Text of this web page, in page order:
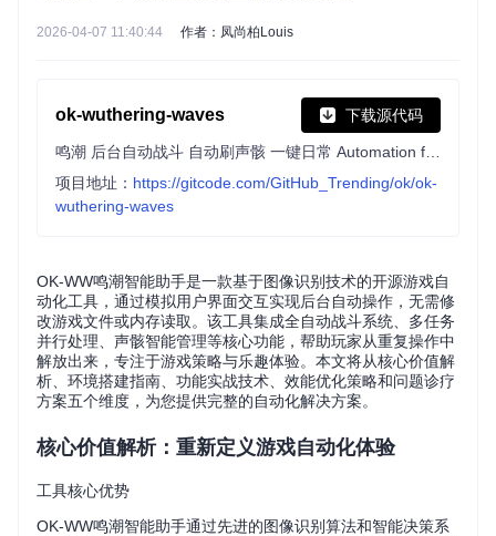
2026-04-07 11:40:44 作者：凤尚柏Louis
ok-wuthering-waves 下载源代码
项目地址： https://gitcode.com/GitHub_Trending/ok/ok-
wuthering-waves
OK-WW鸣潮智能助手是一款基于图像识别技术的开源游戏自
动化工具，通过模拟用户界面交互实现后台自动操作，无需修
改游戏文件或内存读取。该工具集成全自动战斗系统、多任务
并行处理、声骸智能管理等核心功能，帮助玩家从重复操作中
解放出来，专注于游戏策略与乐趣体验。本文将从核心价值解
析、环境搭建指南、功能实战技术、效能优化策略和问题诊疗
方案五个维度，为您提供完整的自动化解决方案。
核心价值解析：重新定义游戏自动化体验
工具核心优势
OK-WW鸣潮智能助手通过先进的图像识别算法和智能决策系